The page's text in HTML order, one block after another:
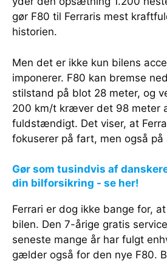
gør F80 til Ferraris mest
historien.
Men det er ikke kun bilens
imponerer. F80 kan bremse
stilstand på blot 28 meter, og
200 km/t kræver det 98 meter
fuldstændigt. Det viser, at
fokuserer på fart, men også på
Gør som tusindvis af
din bilforsikring - se her!
Ferrari er dog ikke bange for,
bilen. Den 7-årige gratis
seneste mange år har fulgt
gælder også for den nye F80.